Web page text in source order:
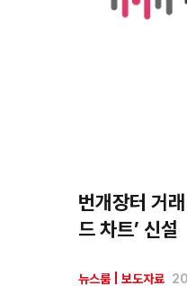
번개장터 거
드 차트’ 신설
뉴스룸 보도자료